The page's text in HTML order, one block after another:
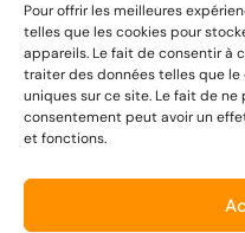
Pour offrir les meilleures
telles que les cookies pour
appareils. Le fait de consentir à
traiter des données telles que
uniques sur ce site. Le fait de
consentement peut avoir un
et fonctions.
nos